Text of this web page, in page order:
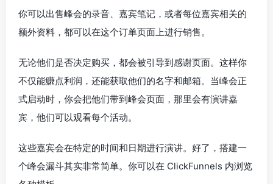
你可以出售峰会的录音、嘉宾笔记，或者每位嘉宾相关的
额外资料，都可以在这个订单页面上进行销售。
无论他们是否决定购买，都会被引导到感谢页面。这样你
不仅能赚点利润，还能获取他们的名字和邮箱。当峰会正
式启动时，你会把他们带到峰会页面，那里会有演讲嘉
宾，他们可以观看每个活动。
这些嘉宾会在特定的时间和日期进行演讲。好了，搭建一
个峰会漏斗其实非常简单。你可以在 ClickFunnels 内浏览